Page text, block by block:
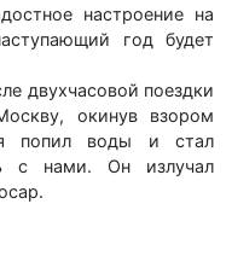
настроение на
год будет
двухчасовой поездки
окинув взором
попил воды и стал
с нами. Он излучал